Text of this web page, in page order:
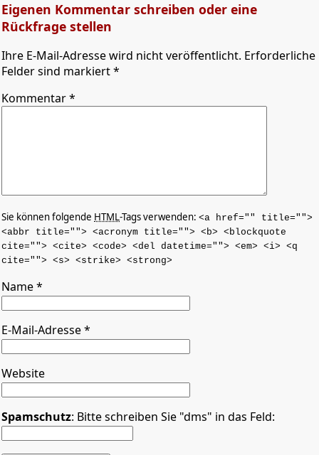
Eigenen Kommentar schreiben oder eine
Rückfrage stellen
Ihre E-Mail-Adresse wird nicht veröffentlicht. Erforderliche
Felder sind markiert *
Kommentar*
Sie können folgende HTML-Tags verwenden: <a href="" title="">
<abbr title=""> <acronym title=""> <b> <blockquote
cite=""> <cite> <code> <del datetime=""> <em> <i> <q
cite=""> <s> <strike> <strong>
Name*
E-Mail-Adresse*
Website
Spamschutz: Bitte schreiben Sie "dms" in das Feld: